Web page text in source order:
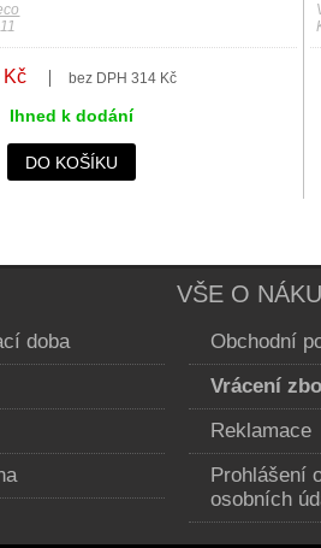
Kč bez DPH 314 Kč
Ihned k dodání
DO KOŠÍKU
doba
VŠE O
Obchodní
Vrácení
Reklamace
Prohlášení
osobních